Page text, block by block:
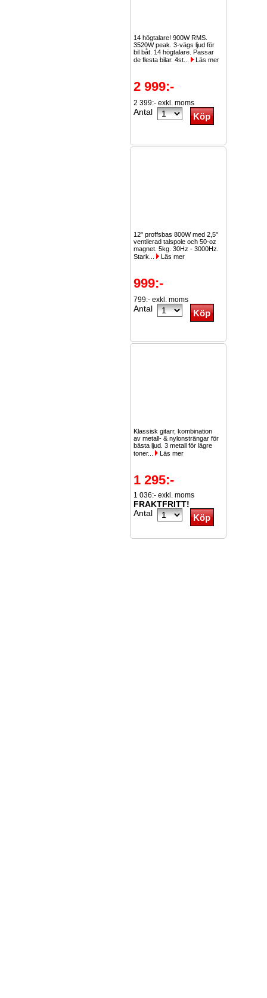
14 högtalare! 900W RMS.
3520W peak. 3-vägs ljud för
bil båt. 14 högtalare. Passar
de flesta bilar. 4st...
Läs mer
2 999:-
2 399:- exkl. moms
Antal
12" proffsbas 800W med 2,5"
ventilerad talspole och 50-oz
magnet. 5kg. 30Hz - 3000Hz.
Stark...
Läs mer
999:-
799:- exkl. moms
Antal
Klassisk gitarr, kombination
av metall- & nylonsträngar för
bästa ljud. 3 metall för lägre
toner...
Läs mer
1 295:-
1 036:- exkl. moms
FRAKTFRITT!
Antal